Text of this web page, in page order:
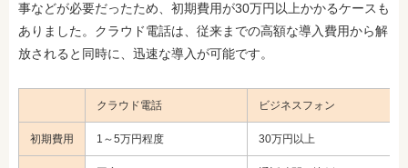
事などが必要だったため、初期費用が30万円以上かかるケースも
ありました。クラウド電話は、従来までの高額な導入費用から解
放されると同時に、迅速な導入が可能です。
クラウド電話 ビジネスフォン
初期費用 1～5万円程度 30万円以上